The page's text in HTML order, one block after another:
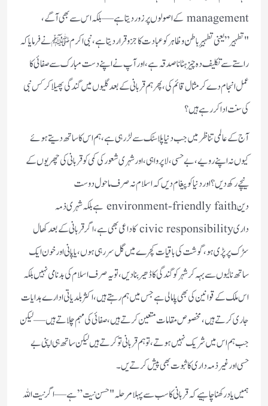
management کے اصولوں پر زور دیتا ہے—بلکہ اس سے بھی آگے،
"تطہیر” یعنی تطہیرِ باطن وظاہر کو عبادت کا جزو قرار دیتا ہے، نبی اکرم ﷺ نے فرمایا کہ
راستے سے تکلیف دہ چیز ہٹانا صدقہ ہے، اور آپ نے اپنے دست مبارک سے صفائی کا
عمل انجام دے کر مثال قائم کی، پھر ہم قربانی کے بعد گلیوں میں گندگی پھیلا کر کس نبی
کی سنت ادا کر رہے ہیں؟
آج کے عالمی تناظر میں جب دنیا پلاسٹک سے لڑ رہی ہے، ہم اس کا ساتھ دیتے ہوئے
کیوں نہ اپنے رویے، بے حسی، لاپرواہی، اور شہری شعور کی کمی کو قربانی کی چھریوں کے
نیچے رکھ دیں؟ اور دنیا کو پیغام دیں کہ اسلام نہ صرف ماحول دوست
دین environment-friendly faith ہے بلکہ شہری ذمہ
داری civic responsibility کا داعی بھی ہے، اگر قربانی کے بعد کھال
سڑک پر پڑی ہو، گوشت کی باقیات کچرے میں گل سر رہی ہوں، یا پانی اور خون ایک
ساتھ نالیوں سے بہہ کر شہر کو گندگی کا ڈھیر بنا دیں، تو یہ صرف اسلام کی بدنامی نہیں بلکہ
اس ملک کے قوانین کی بھی پامالی ہے جس میں ہم رہتے ہیں، اکثر بلدیاتی ادارے ہدایات
جاری کرتے ہیں، مخصوص مقامات متعین کرتے ہیں، صفائی کی مہم چلاتے ہیں—لیکن
جب ہم اس میں شریک نہیں ہوتے، تو ہم قربانی تو کرتے ہیں لیکن ساتھ ہی اپنی بے
حسی اور غیر ذمہ داری کا ثبوت بھی پیش کرتے یں۔
ہمیں یاد رکھنا چاہیے کہ قربانی کا سب سے پہلا مرحلہ "حسن نیت” ہے—اگر نیت اللہ